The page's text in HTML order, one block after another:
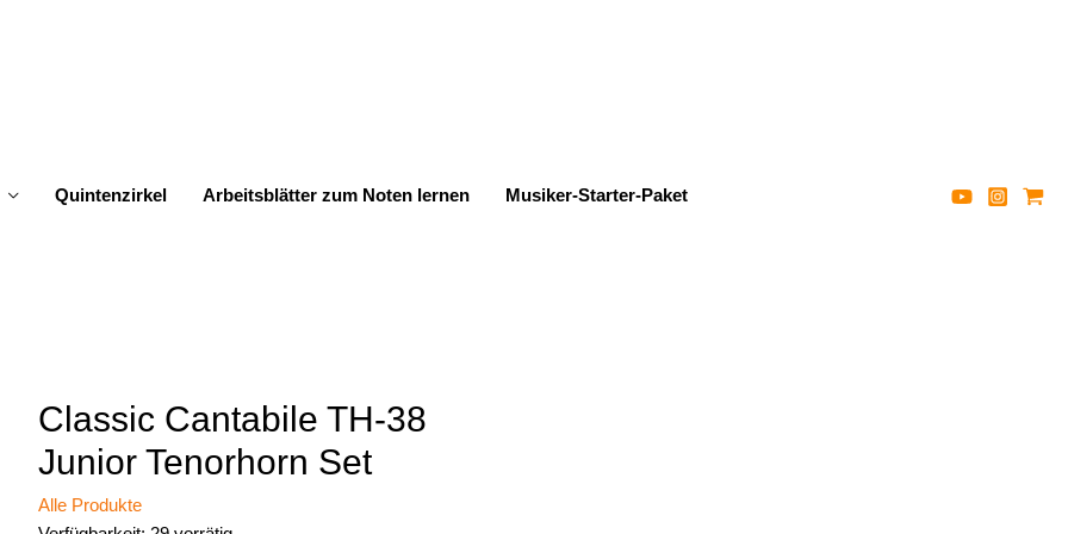
Quintenzirkel Arbeitsblätter zum Noten lernen Musiker-Starter-Paket
Classic Cantabile TH-38
Junior Tenorhorn Set
Alle Produkte